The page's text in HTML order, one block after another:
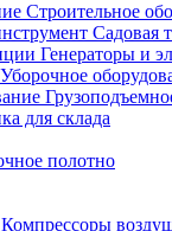
Строительное
Садовая
Генераторы и
Уборочное
для склада
полотно
Компрессоры